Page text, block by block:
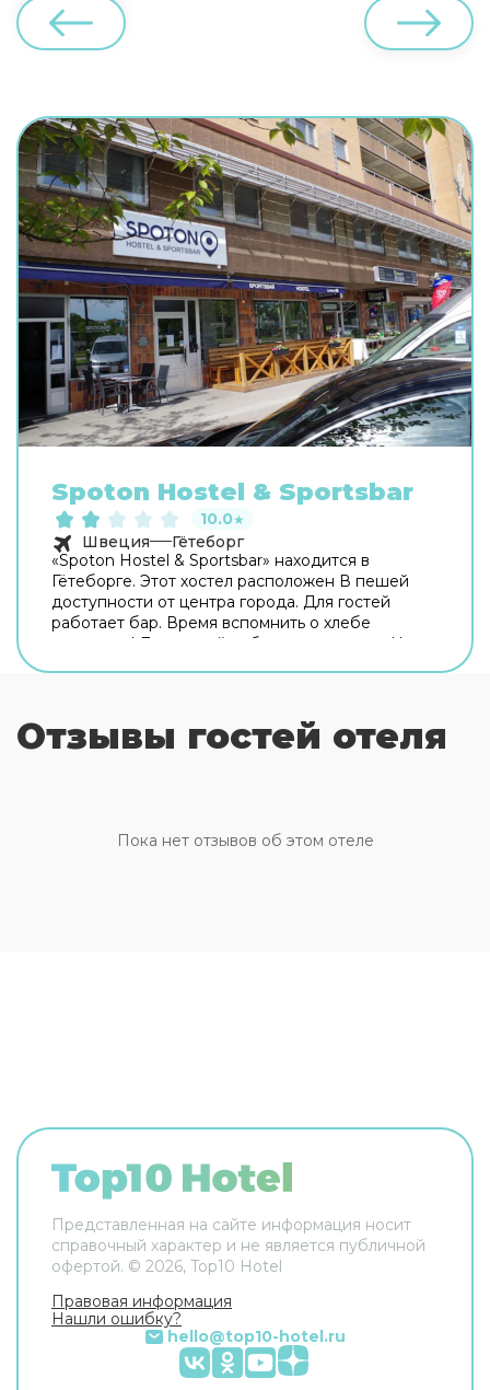
Spoton Hostel & Sportsbar
10.0★
Швеция
Гётеборг
«Spoton Hostel & Sportsbar» находится в
Гётеборге. Этот хостел расположен В пешей
доступности от центра города. Для гостей
работает бар. Время вспомнить о хлебе
насущном! Для гостей работает ресторан. На
организована парковка. Доступная среда:
работает лифт. А ещё в распоряжении гостей
после долгого и насыщенного дня. Имеются
душ. Перечисленные услуги есть не во всех
Отзывы гостей отеля
Пока нет отзывов об этом отеле
Представленная на сайте информация носит
справочный характер и не является публичной
офертой. © 2026, Top10 Hotel
Правовая информация
Нашли ошибку?
hello@top10-hotel.ru